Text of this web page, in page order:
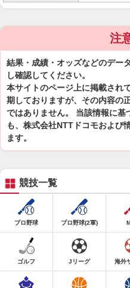
注
結果・成績・オッズなどのデー
し確認してください。
本サイトのページ上に掲載され
期しておりますが、その内容の
ではありません。 当該情報に基
も、株式会社NTTドコモおよび
ます。
競技一覧
プロ野球 プロ野球(2軍)
ゴルフ Jリーグ 海外